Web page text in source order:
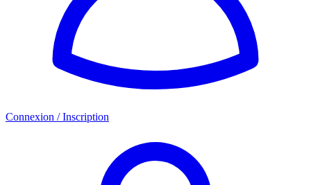
Connexion / Inscription